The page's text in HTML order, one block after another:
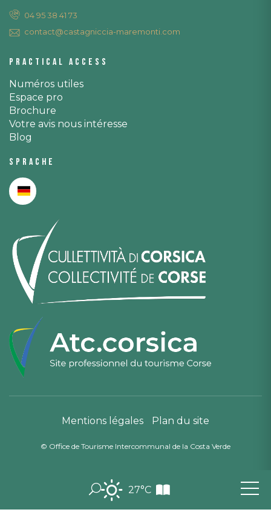
27°C
04 95 38 41 73
contact@castagniccia-maremonti.com
Practical access
Numéros utiles
Espace pro
Brochure
Votre avis nous intéresse
Blog
Sprache
Mentions légales Plan du site
© Office de Tourisme Intercommunal de la Costa Verde